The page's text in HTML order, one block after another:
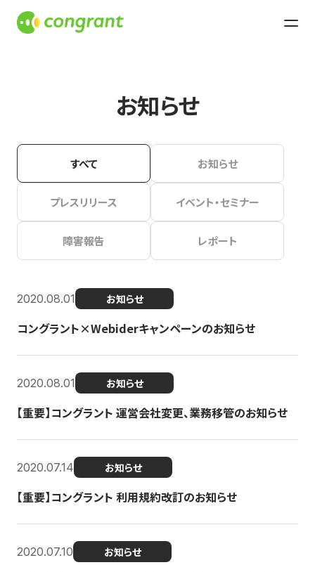
お知らせ
すべて お知らせ
プレスリリース イベント・セミナー
障害報告 レポート
2020.08.01 お知らせ
コングラント×Webiderキャンペーンのお知らせ
2020.08.01 お知らせ
【重要】コングラント 運営会社変更、業務移管のお知らせ
2020.07.14 お知らせ
【重要】コングラント 利用規約改訂のお知らせ
2020.07.10 お知らせ